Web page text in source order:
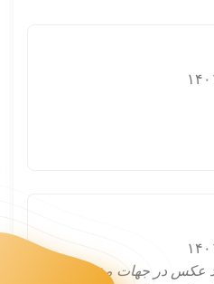
عکس در جهات مختلف